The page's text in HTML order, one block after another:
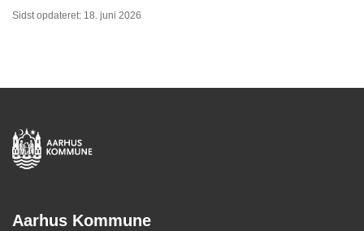
Sidst opdateret: 18. juni 2026
Aarhus Kommune